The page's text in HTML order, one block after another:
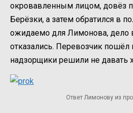
окровавленным лицом, довёз
Берёзки, а затем обратился в
ожидаемо для Лимонова, дело
отказались. Перевозчик пошёл
надзорщики решили не давать
Ответ Лимонову из